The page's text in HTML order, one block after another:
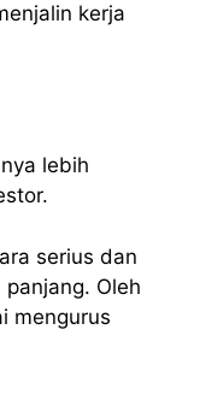
kerja
lebih
serius dan
Oleh
mengurus